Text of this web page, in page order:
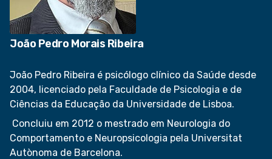
João Pedro Morais Ribeira
João Pedro Ribeira é psicólogo clínico da Saúde desde
2004, licenciado pela Faculdade de Psicologia e de
Ciências da Educação da Universidade de Lisboa.
Concluiu em 2012 o mestrado em Neurologia do
Comportamento e Neuropsicologia pela Universitat
Autònoma de Barcelona.